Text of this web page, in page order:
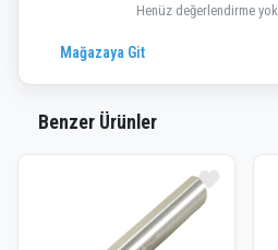
Henüz değerlendirme yok
Mağazaya Git
Benzer Ürünler